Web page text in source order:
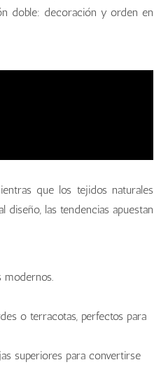
doble: decoración y orden en
que los tejidos naturales
las tendencias apuestan
o terracotas, perfectos para
superiores para convertirse